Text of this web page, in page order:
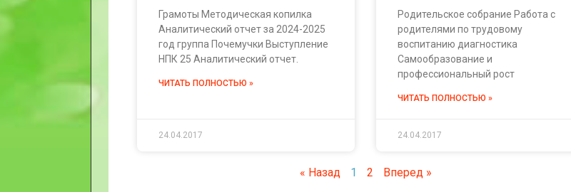
Грамоты Методическая копилка
Аналитический отчет за 2024-2025
год группа Почемучки Выступление
НПК 25 Аналитический отчет.
ЧИТАТЬ ПОЛНОСТЬЮ »
24.04.2017
Родительское собрание Работа с
родителями по трудовому
воспитанию диагностика
Самообразование и
профессиональный рост
ЧИТАТЬ ПОЛНОСТЬЮ »
24.04.2017
« Назад 1 2 Вперед »